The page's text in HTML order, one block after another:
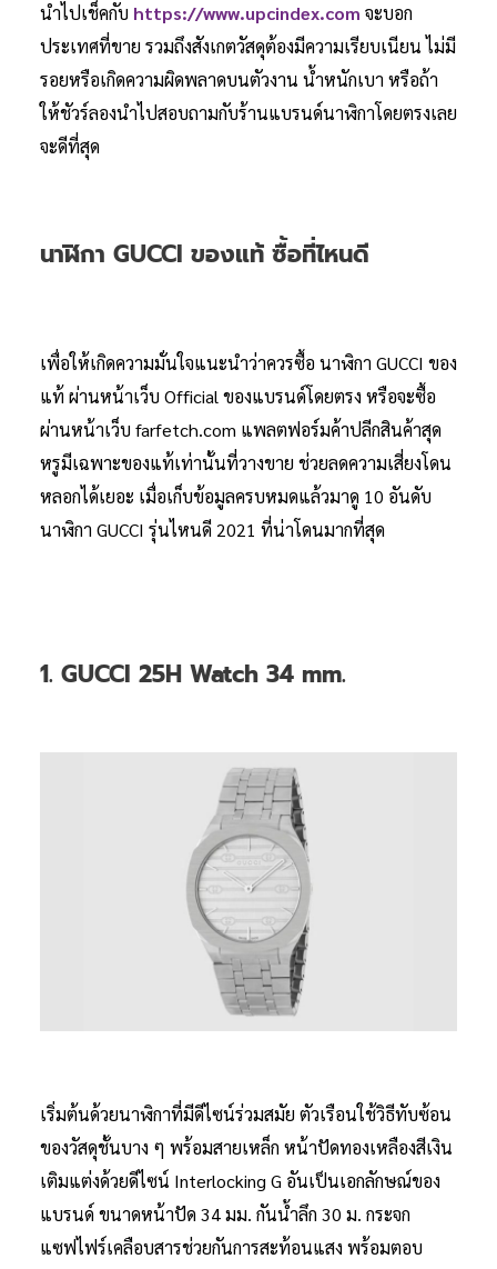
นำไปเช็คกับ https://www.upcindex.com จะบอก
ประเทศที่ขาย รวมถึงสังเกตวัสดุต้องมีความเรียบเนียน ไม่มี
รอยหรือเกิดความผิดพลาดบนตัวงาน น้ำหนักเบา หรือถ้า
ให้ชัวร์ลองนำไปสอบถามกับร้านแบรนด์นาฬิกาโดยตรงเลย
จะดีที่สุด
นาฬิกา GUCCI ของแท้ ซื้อที่ไหนดี
เพื่อให้เกิดความมั่นใจแนะนำว่าควรซื้อ นาฬิกา GUCCI ของ
แท้ ผ่านหน้าเว็บ Official ของแบรนด์โดยตรง หรือจะซื้อ
ผ่านหน้าเว็บ farfetch.com แพลตฟอร์มค้าปลีกสินค้าสุด
หรูมีเฉพาะของแท้เท่านั้นที่วางขาย ช่วยลดความเสี่ยงโดน
หลอกได้เยอะ เมื่อเก็บข้อมูลครบหมดแล้วมาดู 10 อันดับ
นาฬิกา GUCCI รุ่นไหนดี 2021 ที่น่าโดนมากที่สุด
1. GUCCI 25H Watch 34 mm.
เริ่มต้นด้วยนาฬิกาที่มีดีไซน์ร่วมสมัย ตัวเรือนใช้วิธีทับซ้อน
ของวัสดุชั้นบาง ๆ พร้อมสายเหล็ก หน้าปัดทองเหลืองสีเงิน
เติมแต่งด้วยดีไซน์ Interlocking G อันเป็นเอกลักษณ์ของ
แบรนด์ ขนาดหน้าปัด 34 มม. กันน้ำลึก 30 ม. กระจก
แซฟไฟร์เคลือบสารช่วยกันการสะท้อนแสง พร้อมตอบ